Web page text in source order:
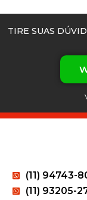
TIRE SUAS
(11) 94743-
(11) 93205-